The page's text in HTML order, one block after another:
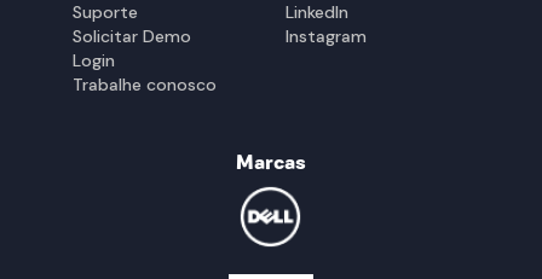
Suporte
Solicitar Demo
Login
Trabalhe conosco
LinkedIn
Instagram
Marcas